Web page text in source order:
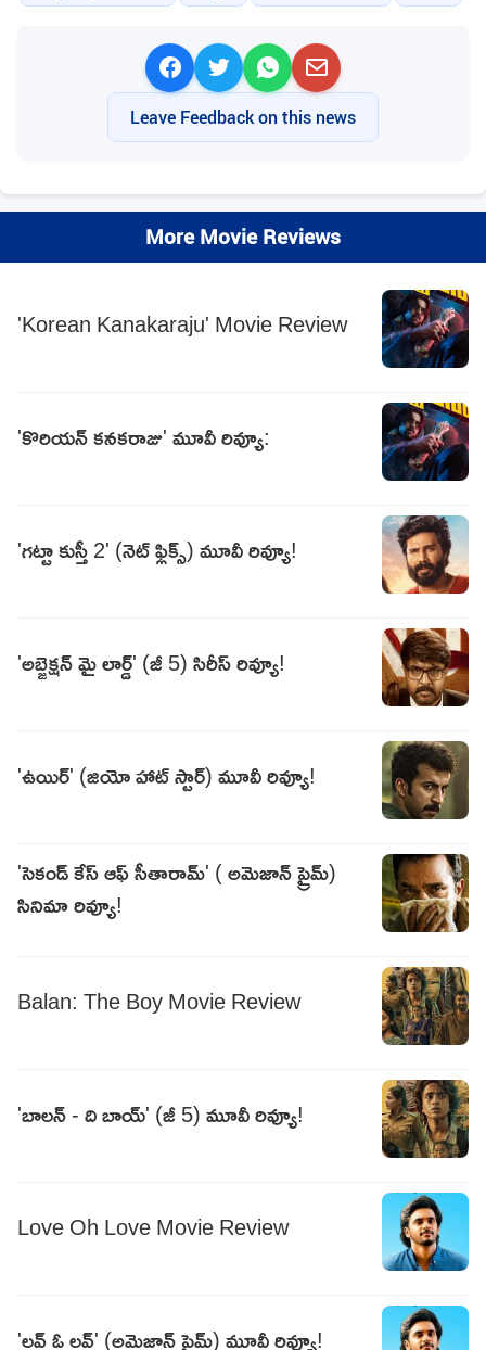
Leave Feedback on this news
More Movie Reviews
'Korean Kanakaraju' Movie Review
'కొరియన్‌ కనకరాజు' మూవీ రివ్యూ:
'గట్టా కుస్తీ 2' (నెట్ ఫ్లిక్స్) మూవీ రివ్యూ!
'అబ్జెక్షన్ మై లార్డ్' (జీ 5) సిరీస్ రివ్యూ!
'ఉయిర్' (జియో హాట్ స్టార్) మూవీ రివ్యూ!
'సెకండ్ కేస్ ఆఫ్ సీతారామ్' ( అమెజాన్ ప్రైమ్)
సినిమా రివ్యూ!
Balan: The Boy Movie Review
'బాలన్ - ది బాయ్' (జీ 5) మూవీ రివ్యూ!
Love Oh Love Movie Review
'లవ్ ఓ లవ్' (అమెజాన్ ప్రైమ్) మూవీ రివ్యూ!